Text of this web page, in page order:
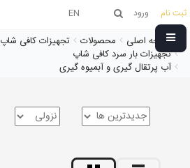
ثبت نام ورود EN
صفحه اصلی محصولات
تجهیزات کافی شاپ
تجهیزات بار سرد کافی شاپ
آب پرتقال گیری و آبمیوه گیری